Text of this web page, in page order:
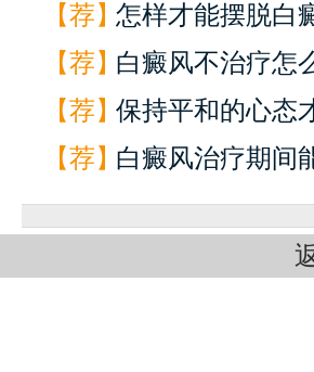
【荐】怎样才能摆脱白
【荐】白癜风不治疗怎
【荐】保持平和的心态
【荐】白癜风治疗期间